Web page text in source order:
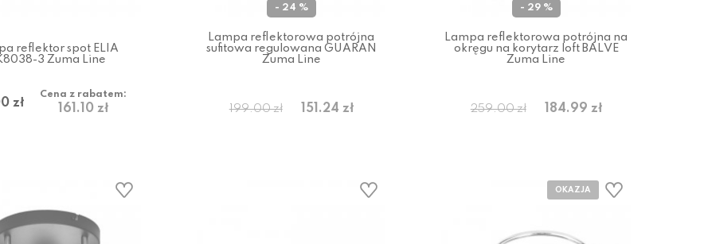
reflektor spot ELIA
3 Zuma Line
zł
Cena z rabatem:
161.10 zł
- 24 %
Lampa reflektorowa potrójna
sufitowa regulowana GUARAN
Zuma Line
199.00 zł 151.24 zł
- 29 %
Lampa reflektorowa potrójna na
okręgu na korytarz loft BALVE
Zuma Line
259.00 zł 184.99 zł